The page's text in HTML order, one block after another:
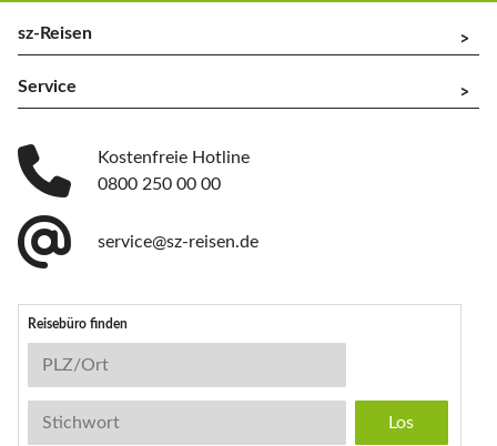
sz-Reisen ^
Service ^
Kostenfreie Hotline
0800 250 00 00
service@sz-reisen.de
Reisebüro finden
Reisebüro-Suche
PLZ/Ort